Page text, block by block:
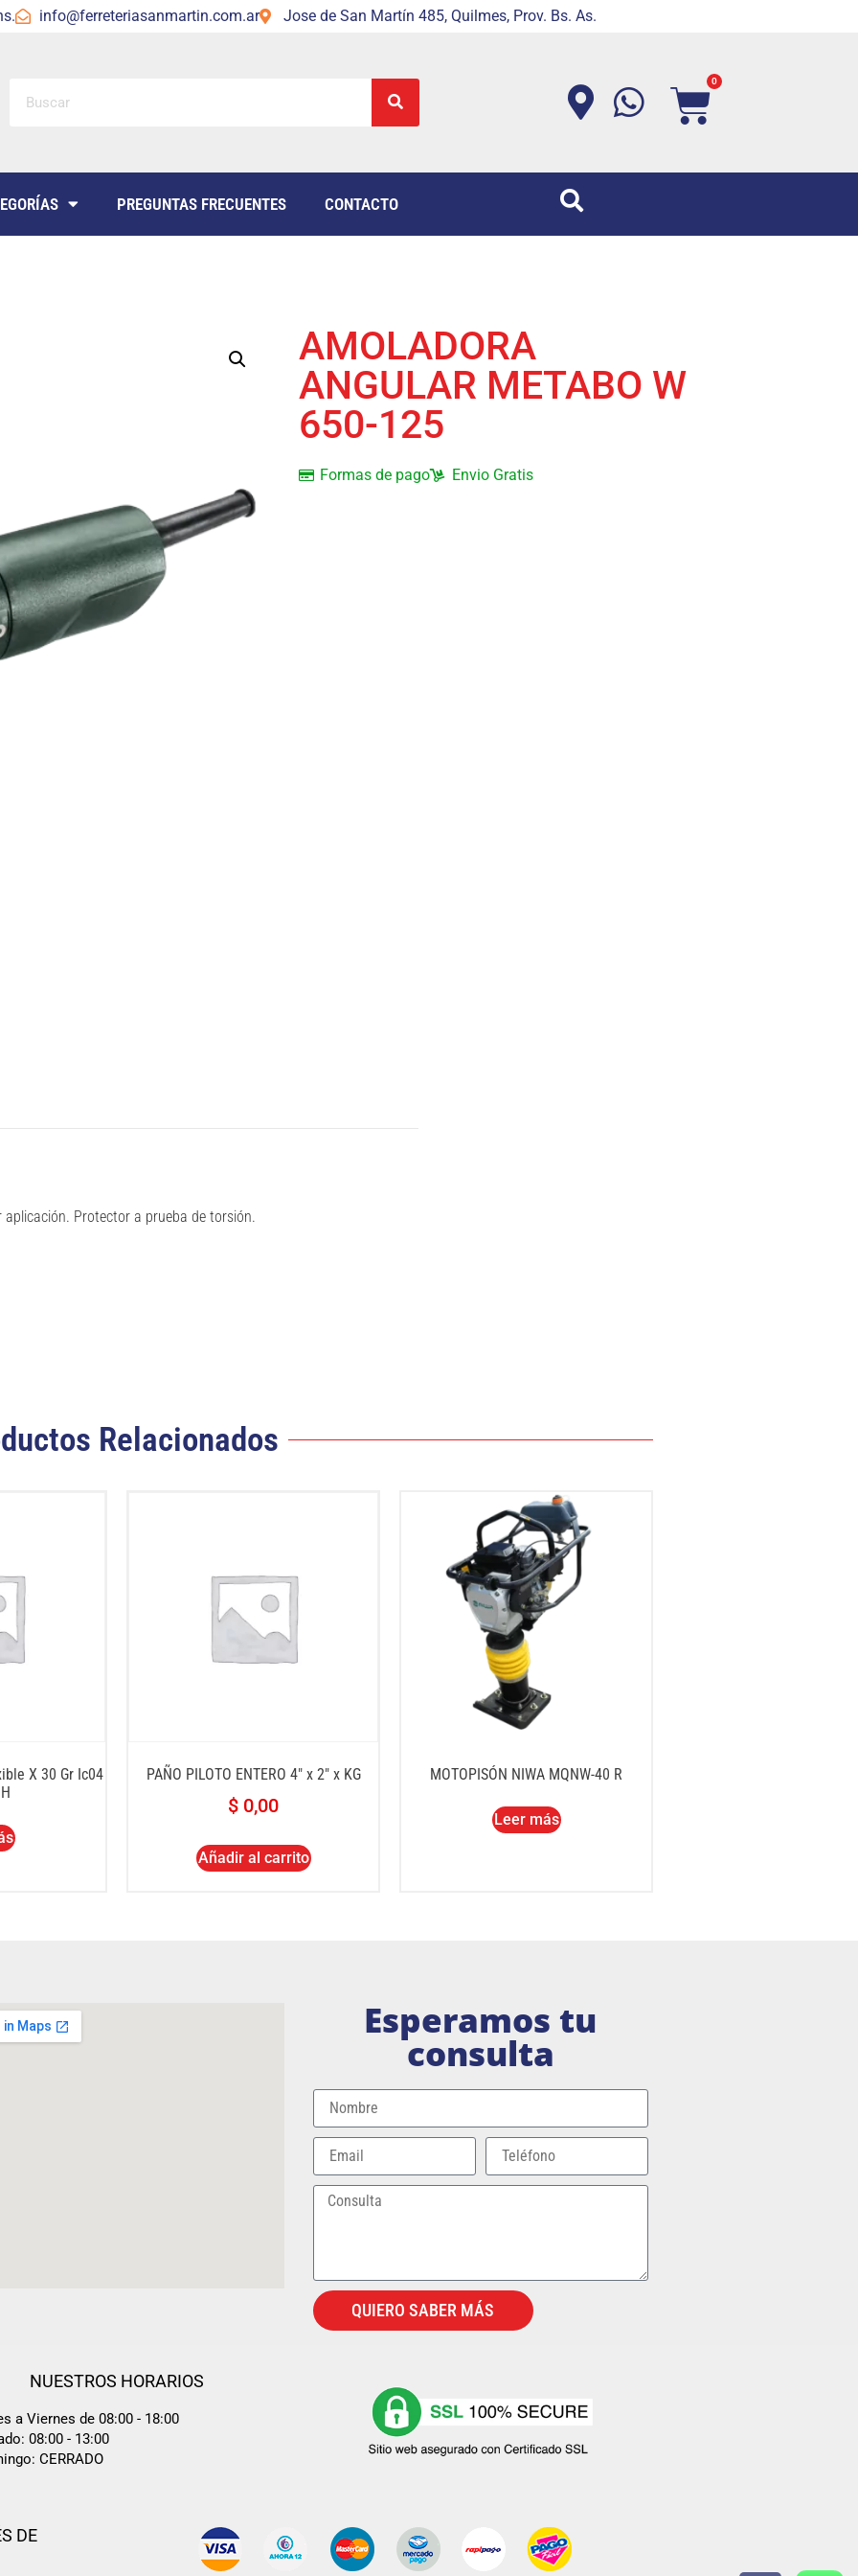
info@ferreteriasanmartin.com.ar Jose de San Martín 485, Quilmes, Prov. Bs. As.
0
PREGUNTAS FRECUENTES CONTACTO
AMOLADORA
ANGULAR METABO W
650-125
Formas de pago Envio Gratis
Protector a prueba de torsión.
Relacionados
X 30 Gr Ic04
PAÑO PILOTO ENTERO 4″ x 2″ x KG
$ 0,00
Añadir al carrito
MOTOPISÓN NIWA MQNW-40 R
Leer más
Esperamos tu
consulta
QUIERO SABER MÁS
NUESTROS HORARIOS
a Viernes de 08:00 - 18:00
08:00 - 13:00
CERRADO
DE